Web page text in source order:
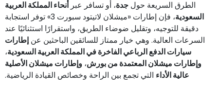
الطرق السريعة حول جدة، أو تسافر عبرأنحاء المملكة العربية
السعودية
، فإن إطارات «ميشلان لاتيتود سبورت 3» توفر استجابة
دقيقة للتوجيه، وتقليل ضوضاء الطريق، واستقرارًا استثنائيًا عند
السرعات العالية. وهي خيار ممتاز للسائقين الباحثين عن إطارات
سيارات الدفع الرباعي الفاخرة في المملكة العربية السعودية،
وإطارات ميشلان المعتمدة من بورش، وإطارات ميشلان الأصلية
عالية الأداء التي تجمع بين الراحة وخصائص القيادة الرياضية.